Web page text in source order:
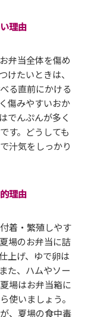
理由
弁当全体を傷め
たいときは、
る直前にかける
傷みやすいおか
でんぷんが多く
す。どうしても
汁気をしっかり
理由
着・繁殖しやす
場のお弁当に詰
上げ、ゆで卵は
た、ハムやソー
場はお弁当箱に
使いましょう。
、夏場の食中毒